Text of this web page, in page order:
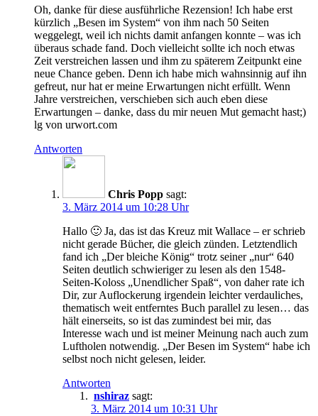
Oh, danke für diese ausführliche Rezension! Ich habe erst
kürzlich „Besen im System“ von ihm nach 50 Seiten
weggelegt, weil ich nichts damit anfangen konnte – was ich
überaus schade fand. Doch vielleicht sollte ich noch etwas
Zeit verstreichen lassen und ihm zu späterem Zeitpunkt eine
neue Chance geben. Denn ich habe mich wahnsinnig auf ihn
gefreut, nur hat er meine Erwartungen nicht erfüllt. Wenn
Jahre verstreichen, verschieben sich auch eben diese
Erwartungen – danke, dass du mir neuen Mut gemacht hast;)
lg von urwort.com
Antworten
Chris Popp sagt:
3. März 2014 um 10:28 Uhr
Hallo 🙂 Ja, das ist das Kreuz mit Wallace – er schrieb
nicht gerade Bücher, die gleich zünden. Letztendlich
fand ich „Der bleiche König“ trotz seiner „nur“ 640
Seiten deutlich schwieriger zu lesen als den 1548-
Seiten-Koloss „Unendlicher Spaß“, von daher rate ich
Dir, zur Auflockerung irgendein leichter verdauliches,
thematisch weit entferntes Buch parallel zu lesen… das
hält einerseits, so ist das zumindest bei mir, das
Interesse wach und ist meiner Meinung nach auch zum
Luftholen notwendig. „Der Besen im System“ habe ich
selbst noch nicht gelesen, leider.
Antworten
nshiraz sagt:
3. März 2014 um 10:31 Uhr